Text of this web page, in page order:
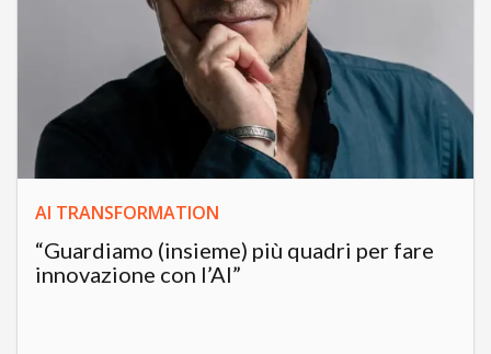
AI TRANSFORMATION
“Guardiamo (insieme) più quadri per fare
innovazione con l’AI”